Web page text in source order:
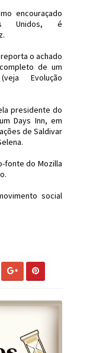
encouraçado
Unidos, é
o achado
de um
Evolução
presidente do
Days Inn, em
de Saldivar
fonte do Mozilla
social